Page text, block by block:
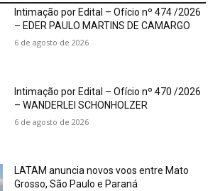
Intimação por Edital – Ofício nº 474 /2026
– EDER PAULO MARTINS DE CAMARGO
6 de agosto de 2026
Intimação por Edital – Ofício nº 470 /2026
– WANDERLEI SCHONHOLZER
6 de agosto de 2026
LATAM anuncia novos voos entre Mato
Grosso, São Paulo e Paraná